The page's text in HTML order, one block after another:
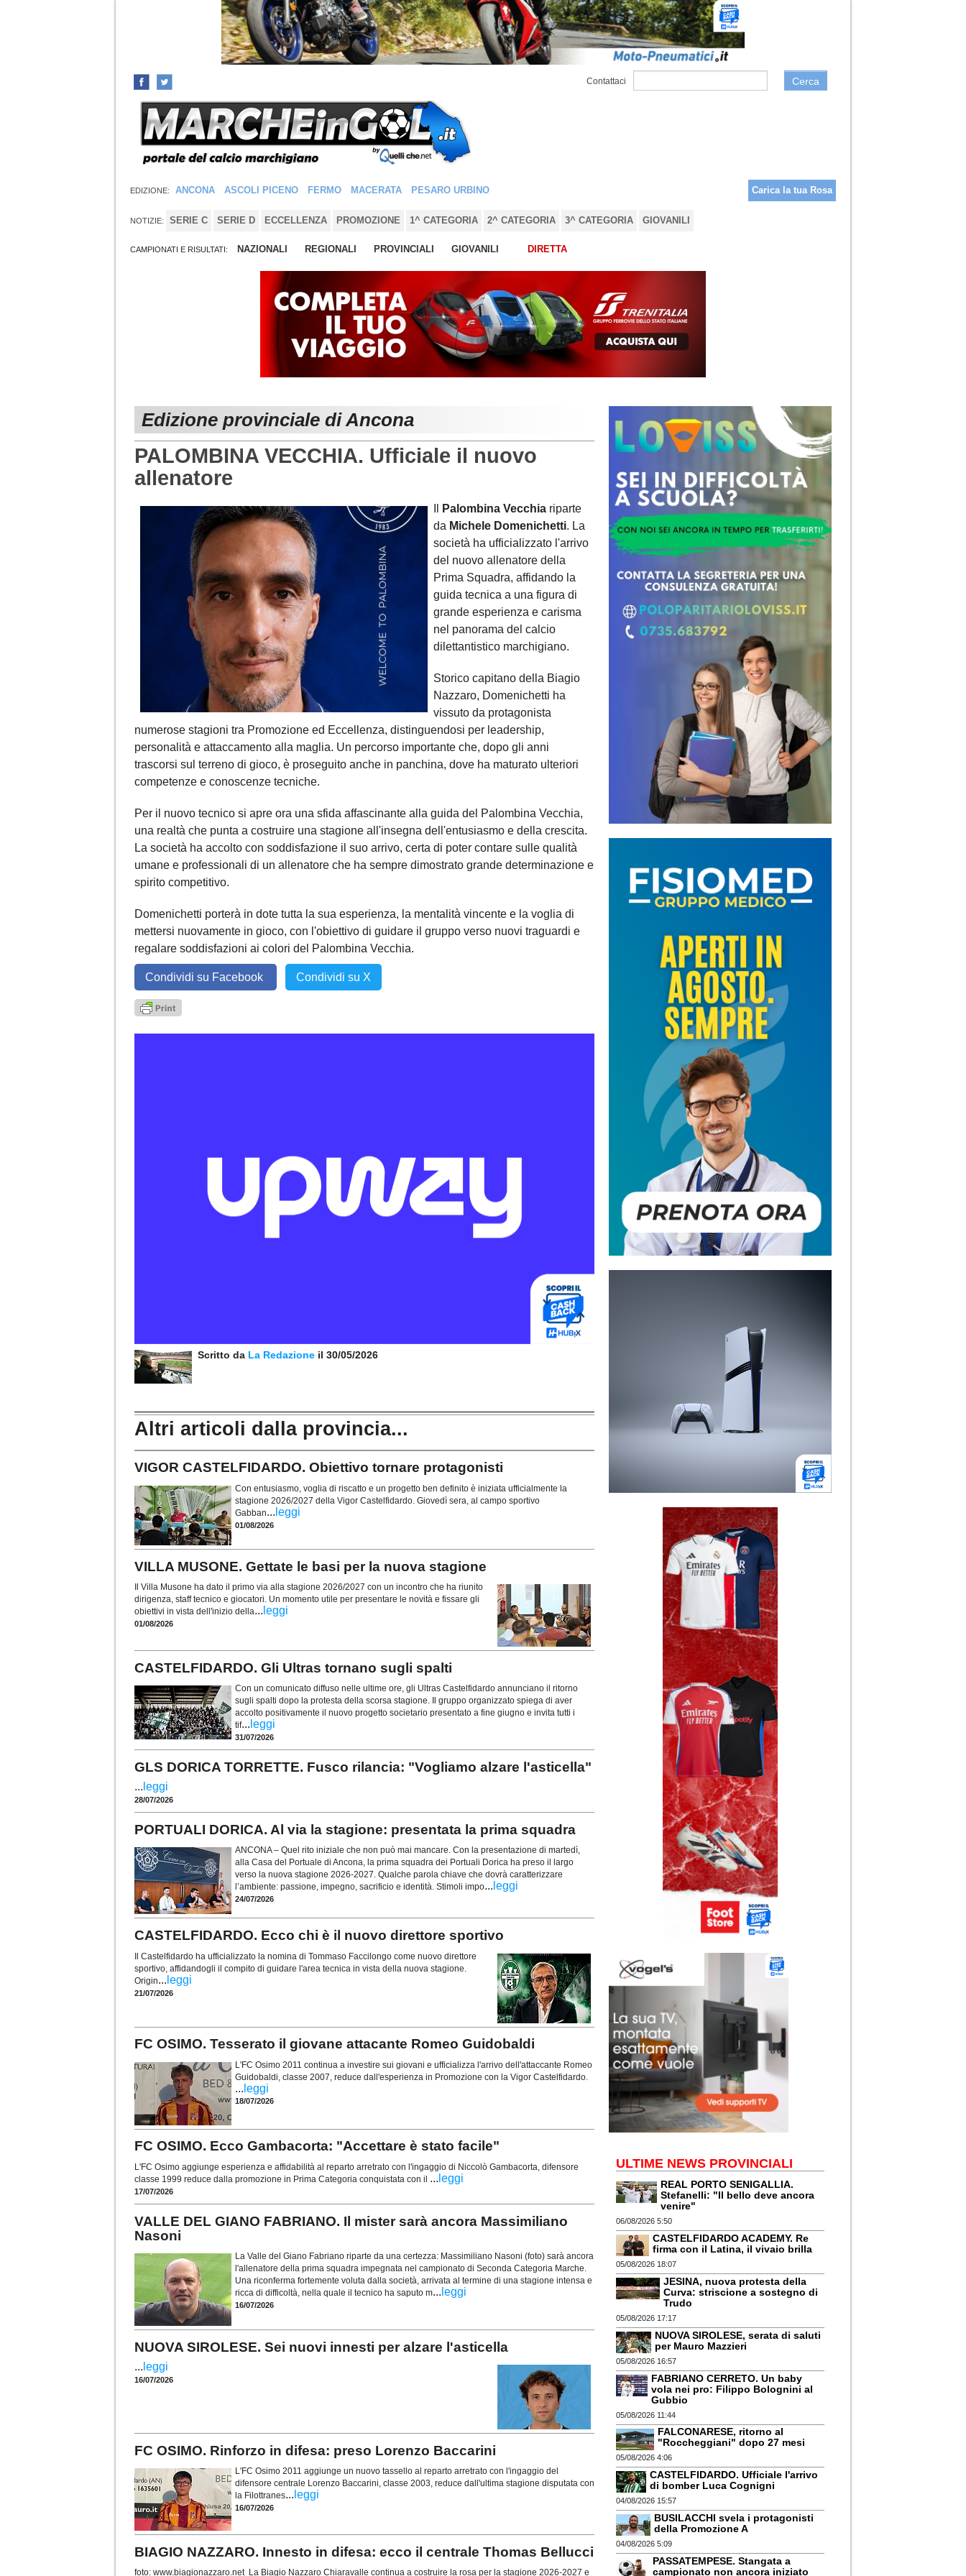
Contattaci Cerca
EDIZIONE: ANCONA ASCOLI PICENO FERMO MACERATA PESARO URBINO Carica la tua Rosa
NOTIZIE: SERIE C SERIE D ECCELLENZA PROMOZIONE 1^ CATEGORIA 2^ CATEGORIA 3^ CATEGORIA GIOVANILI
CAMPIONATI E RISULTATI: NAZIONALI REGIONALI PROVINCIALI GIOVANILI DIRETTA
Edizione provinciale di Ancona
PALOMBINA VECCHIA. Ufficiale il nuovo
allenatore
Palombina Vecchia riparte
da Michele Domenichetti. La
società ha ufficializzato l'arrivo
del nuovo allenatore della
Prima Squadra, affidando la
guida tecnica a una figura di
grande esperienza e carisma
nel panorama del calcio
dilettantistico marchigiano.
Storico capitano della Biagio
Nazzaro, Domenichetti ha
vissuto da protagonista
numerose stagioni tra Promozione ed Eccellenza, distinguendosi per leadership,
personalità e attaccamento alla maglia. Un percorso importante che, dopo gli anni
trascorsi sul terreno di gioco, è proseguito anche in panchina, dove ha maturato ulteriori
competenze e conoscenze tecniche.
Per il nuovo tecnico si apre ora una sfida affascinante alla guida del Palombina Vecchia,
una realtà che punta a costruire una stagione all'insegna dell'entusiasmo e della crescita.
La società ha accolto con soddisfazione il suo arrivo, certa di poter contare sulle qualità
umane e professionali di un allenatore che ha sempre dimostrato grande determinazione e
spirito competitivo.
Domenichetti porterà in dote tutta la sua esperienza, la mentalità vincente e la voglia di
mettersi nuovamente in gioco, con l'obiettivo di guidare il gruppo verso nuovi traguardi e
regalare soddisfazioni ai colori del Palombina Vecchia.
Condividi su Facebook Condividi su X
Scritto da La Redazione il 30/05/2026
Altri articoli dalla provincia...
VIGOR CASTELFIDARDO. Obiettivo tornare protagonisti
Con entusiasmo, voglia di riscatto e un progetto ben definito è iniziata ufficialmente la
stagione 2026/2027 della Vigor Castelfidardo. Giovedì sera, al campo sportivo
Gabban... leggi
01/08/2026
VILLA MUSONE. Gettate le basi per la nuova stagione
Il Villa Musone ha dato il primo via alla stagione 2026/2027 con un incontro che ha riunito
dirigenza, staff tecnico e giocatori. Un momento utile per presentare le novità e fissare gli
obiettivi in vista dell'inizio della... leggi
01/08/2026
CASTELFIDARDO. Gli Ultras tornano sugli spalti
Con un comunicato diffuso nelle ultime ore, gli Ultras Castelfidardo annunciano il ritorno
sugli spalti dopo la protesta della scorsa stagione. Il gruppo organizzato spiega di aver
accolto positivamente il nuovo progetto societario presentato a fine giugno e invita tutti i
tif... leggi
31/07/2026
GLS DORICA TORRETTE. Fusco rilancia: "Vogliamo alzare l'asticella"
... leggi
28/07/2026
PORTUALI DORICA. Al via la stagione: presentata la prima squadra
ANCONA – Quel rito iniziale che non può mai mancare. Con la presentazione di martedì,
alla Casa del Portuale di Ancona, la prima squadra dei Portuali Dorica ha preso il largo
verso la nuova stagione 2026-2027. Qualche parola chiave che dovrà caratterizzare
l’ambiente: passione, impegno, sacrificio e identità. Stimoli impo... leggi
24/07/2026
CASTELFIDARDO. Ecco chi è il nuovo direttore sportivo
Il Castelfidardo ha ufficializzato la nomina di Tommaso Faccilongo come nuovo direttore
sportivo, affidandogli il compito di guidare l'area tecnica in vista della nuova stagione.
Origin... leggi
21/07/2026
FC OSIMO. Tesserato il giovane attacante Romeo Guidobaldi
L'FC Osimo 2011 continua a investire sui giovani e ufficializza l'arrivo dell'attaccante Romeo
Guidobaldi, classe 2007, reduce dall'esperienza in Promozione con la Vigor Castelfidardo.
... leggi
18/07/2026
FC OSIMO. Ecco Gambacorta: "Accettare è stato facile"
L'FC Osimo aggiunge esperienza e affidabilità al reparto arretrato con l'ingaggio di Niccolò Gambacorta, difensore
classe 1999 reduce dalla promozione in Prima Categoria conquistata con il ... leggi
17/07/2026
VALLE DEL GIANO FABRIANO. Il mister sarà ancora Massimiliano
Nasoni
La Valle del Giano Fabriano riparte da una certezza: Massimiliano Nasoni (foto) sarà ancora
l'allenatore della prima squadra impegnata nel campionato di Seconda Categoria Marche.
Una riconferma fortemente voluta dalla società, arrivata al termine di una stagione intensa e
ricca di difficoltà, nella quale il tecnico ha saputo m... leggi
16/07/2026
NUOVA SIROLESE. Sei nuovi innesti per alzare l'asticella
... leggi
16/07/2026
FC OSIMO. Rinforzo in difesa: preso Lorenzo Baccarini
L'FC Osimo 2011 aggiunge un nuovo tassello al reparto arretrato con l'ingaggio del
difensore centrale Lorenzo Baccarini, classe 2003, reduce dall'ultima stagione disputata con
la Filottranes... leggi
16/07/2026
BIAGIO NAZZARO. Innesto in difesa: ecco il centrale Thomas Bellucci
foto: www.biagionazzaro.net La Biagio Nazzaro Chiaravalle continua a costruire la rosa per la stagione 2026-2027 e
ULTIME NEWS PROVINCIALI
REAL PORTO SENIGALLIA.
Stefanelli: "Il bello deve ancora
venire"
06/08/2026 5:50
CASTELFIDARDO ACADEMY. Re
firma con il Latina, il vivaio brilla
05/08/2026 18:07
JESINA, nuova protesta della
Curva: striscione a sostegno di
Trudo
05/08/2026 17:17
NUOVA SIROLESE, serata di saluti
per Mauro Mazzieri
05/08/2026 16:57
FABRIANO CERRETO. Un baby
vola nei pro: Filippo Bolognini al
Gubbio
05/08/2026 11:44
FALCONARESE, ritorno al
"Roccheggiani" dopo 27 mesi
05/08/2026 4:06
CASTELFIDARDO. Ufficiale l'arrivo
di bomber Luca Cognigni
04/08/2026 15:57
BUSILACCHI svela i protagonisti
della Promozione A
04/08/2026 5:09
PASSATEMPESE. Stangata a
campionato non ancora iniziato